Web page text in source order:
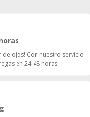
de ojos! Con nuestro servicio
en 24-48 horas